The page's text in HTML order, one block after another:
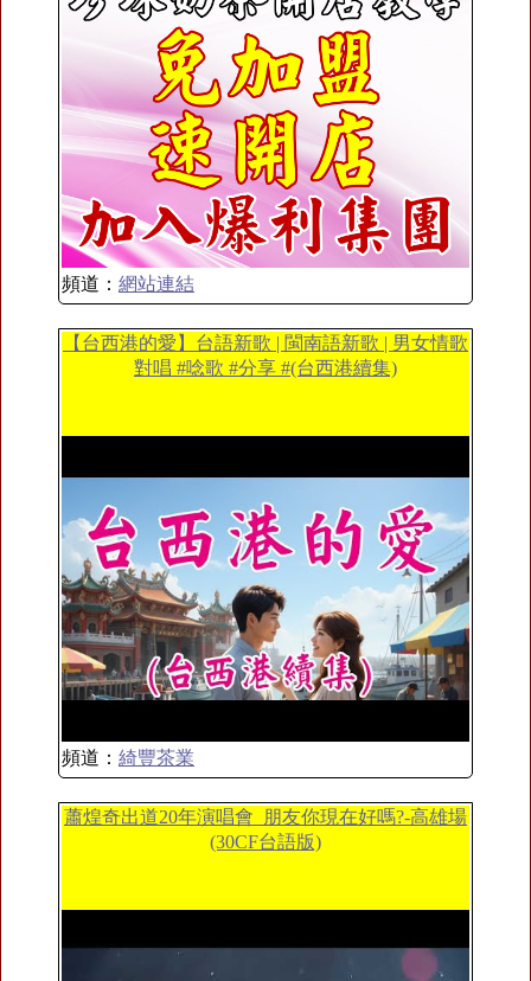
頻道： 網站連結
【台西港的愛】台語新歌 | 閩南語新歌 | 男女情歌
對唱 #唸歌 #分享 #(台西港續集)
頻道： 綺豐茶業
蕭煌奇出道20年演唱會_朋友你現在好嗎?-高雄場
(30CF台語版)